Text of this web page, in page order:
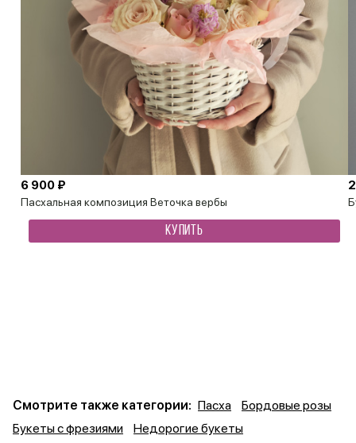
Пасхальная композиция Веточка вербы
6 900 ₽
КУПИТЬ
Смотрите также категории: Пасха
Бордовые розы
Букеты с фрезиями
Недорогие букеты